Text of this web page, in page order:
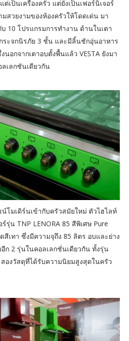
เป็นเครื่องครัว แต่ยังเป็นเฟอร์นิเจอร์
สวยงามของห้องครัวให้โดดเด่น มา
10 โปรแกรมการทำงาน ด้านในเตา
ระจกนิรภัย 3 ชั้น และมีลิ้นชักอุ่นอาหาร
นอกจากเตาอบตั้งพื้นแล้ว VESTA ยังมา
เลกชันเดียวกัน
โมเดิร์นเข้ากับครัวสมัยใหม่ ตัวไฮไลท์
รุ่น TNP LENORA 85 สีพิเศษ Pure
สีเทา ซึ่งมีความจุถึง 85 ลิตร อบและย่าง
ก 2 รุ่นในคอลเลกชั่นเดียวกัน ทั้งรุ่น
องวัสดุที่ได้รับความนิยมสูงสุดในครัว